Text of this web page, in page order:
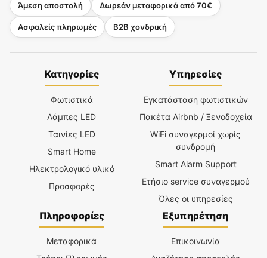
Άμεση αποστολή Δωρεάν μεταφορικά από 70€
Ασφαλείς πληρωμές B2B χονδρική
Κατηγορίες
Φωτιστικά
Λάμπες LED
Ταινίες LED
Smart Home
Ηλεκτρολογικό υλικό
Προσφορές
Υπηρεσίες
Εγκατάσταση φωτιστικών
Πακέτα Airbnb / Ξενοδοχεία
WiFi συναγερμοί χωρίς
συνδρομή
Smart Alarm Support
Ετήσιο service συναγερμού
Όλες οι υπηρεσίες
Πληροφορίες
Μεταφορικά
Εξυπηρέτηση
Επικοινωνία